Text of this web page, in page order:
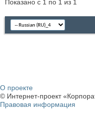
Показано с 1 по 1 из 1
О проекте
© Интернет-проект
Правовая информация